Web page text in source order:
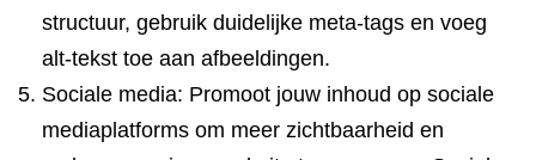
structuur, gebruik duidelijke meta-tags en voeg
alt-tekst toe aan afbeeldingen.
Sociale media: Promoot jouw inhoud op sociale
mediaplatforms om meer zichtbaarheid en